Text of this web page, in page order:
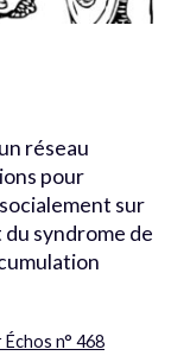
réseau
pour
sur
syndrome de
n° 468